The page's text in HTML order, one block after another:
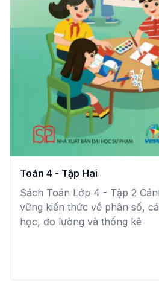
Toán 4 - Tập Hai
Sách Toán Lớp 4 - Tập 2
vững kiến thức về phân số,
học, đo lường và thống kê